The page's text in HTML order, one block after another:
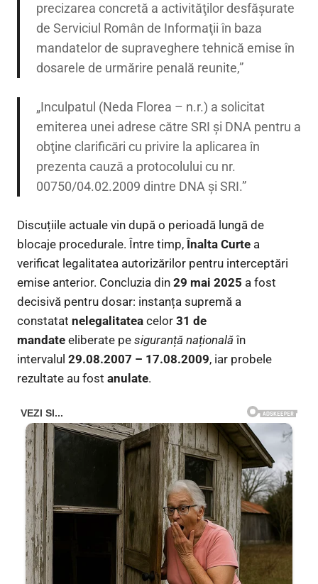
precizarea concretă a activităţilor desfăşurate
de Serviciul Român de Informaţii în baza
mandatelor de supraveghere tehnică emise în
dosarele de urmărire penală reunite,”
„Inculpatul (Neda Florea – n.r.) a solicitat
emiterea unei adrese către SRI și DNA pentru a
obţine clarificări cu privire la aplicarea în
prezenta cauză a protocolului cu nr.
00750/04.02.2009 dintre DNA și SRI.”
Discuțiile actuale vin după o perioadă lungă de
blocaje procedurale. Între timp,Înalta Curte a
verificat legalitatea autorizărilor pentru interceptări
emise anterior. Concluzia din 29 mai 2025 a fost
decisivă pentru dosar: instanța supremă a
constatat nelegalitatea celor 31 de
mandate eliberate pe siguranță naționalăîn
intervalul 29.08.2007 – 17.08.2009, iar probele
rezultate au fost anulate.